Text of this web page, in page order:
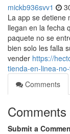
mickb936svv1
La app se detiene
llegan en la fecha
paquete no se
bien solo les falla
vender https://
tienda-en-linea-
Comments
Comments
Submit a